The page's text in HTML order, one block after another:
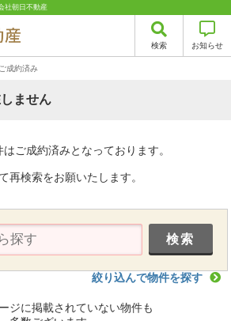
社朝日不動産
検索 お知らせ
ご成約済み
ません
ご成約済みとなっております。
再検索をお願いたします。
絞り込んで物件を探す
ジに掲載されていない物件も